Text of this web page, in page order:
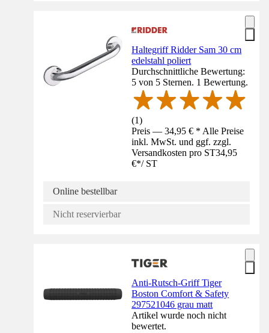
Haltegriff Ridder Sam 30 cm
edelstahl poliert
Durchschnittliche Bewertung:
5 von 5 Sternen. 1 Bewertung.
(1)
Preis — 34,95 € * Alle Preise
inkl. MwSt. und ggf. zzgl.
Versandkosten pro ST34,95
€*/ ST
Online bestellbar
Nicht reservierbar
Anti-Rutsch-Griff Tiger
Boston Comfort & Safety
297521046 grau matt
Artikel wurde noch nicht
bewertet.